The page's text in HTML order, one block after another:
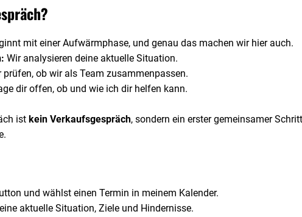
mit einer Aufwärmphase, und genau das machen wir hier auch.
Wir analysieren deine aktuelle Situation.
prüfen, ob wir als Team zusammenpassen.
dir offen, ob und wie ich dir helfen kann.
ist kein Verkaufsgespräch, sondern ein erster gemeinsamer
und wählst einen Termin in meinem Kalender.
aktuelle Situation, Ziele und Hindernisse.